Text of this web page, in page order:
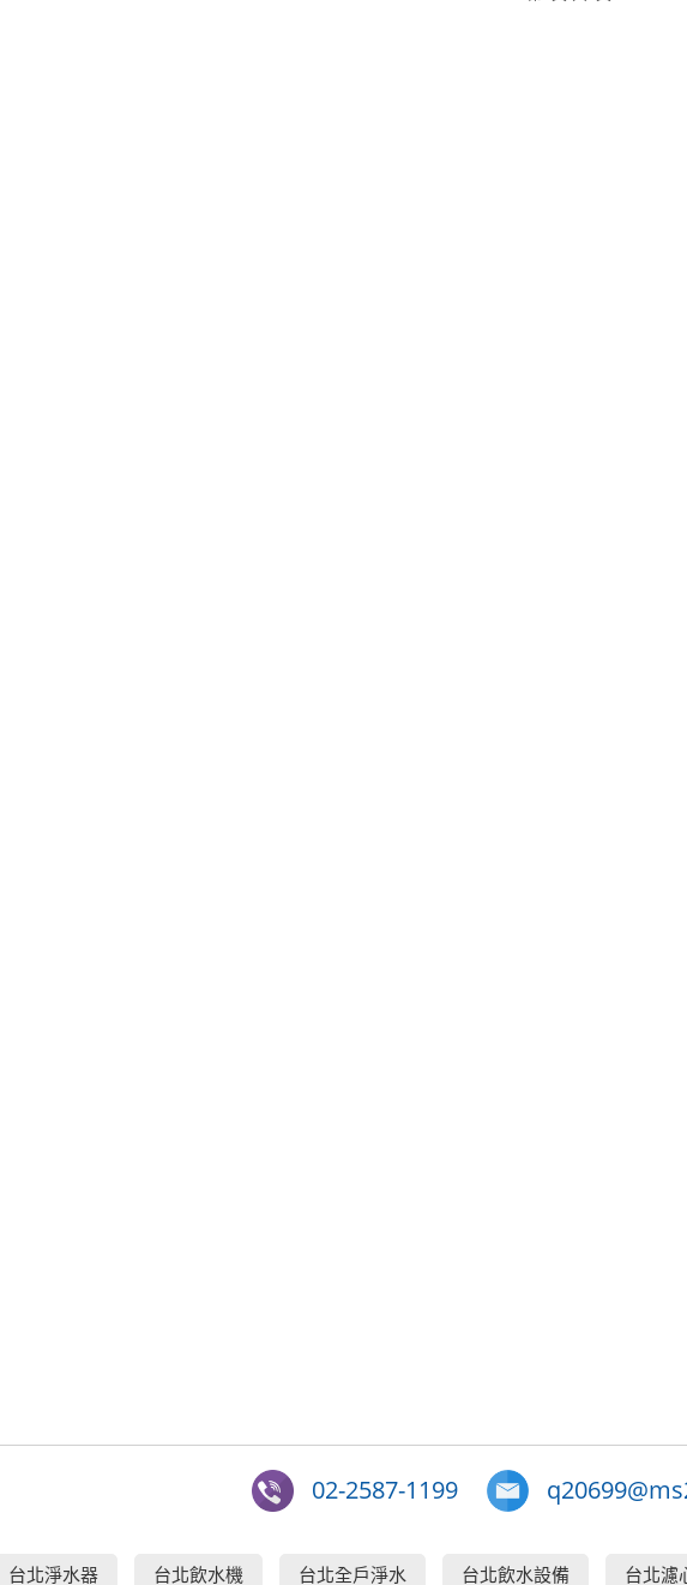
02-2587-1199
台北淨水器 台北飲水機 台北全戶淨水 台北飲水設備 台北濾